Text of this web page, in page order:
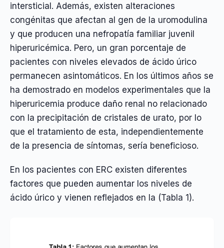
intersticial. Además, existen alteraciones
congénitas que afectan al gen de la uromodulina
y que producen una nefropatía familiar juvenil
hiperuricémica. Pero, un gran porcentaje de
pacientes con niveles elevados de ácido úrico
permanecen asintomáticos. En los últimos años se
ha demostrado en modelos experimentales que la
hiperuricemia produce daño renal no relacionado
con la precipitación de cristales de urato, por lo
que el tratamiento de esta, independientemente
de la presencia de síntomas, sería beneficioso.
En los pacientes con ERC existen diferentes
factores que pueden aumentar los niveles de
ácido úrico y vienen reflejados en la (Tabla 1).